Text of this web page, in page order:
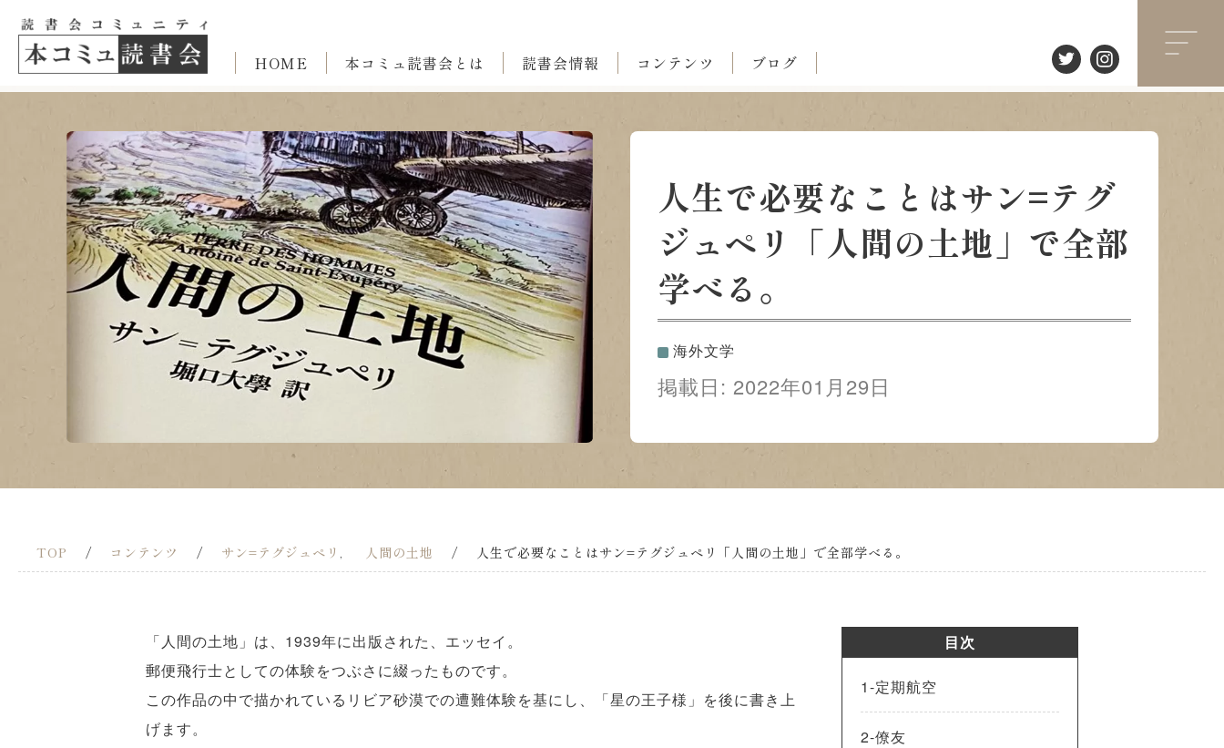
HOME 本コミュ読書会とは 読書会情報 コンテンツ ブログ
人生で必要なことはサン=テグ
ジュペリ「人間の土地」で全部
学べる。
海外文学
掲載日: 2022年01月29日
TOP / コンテンツ / サン=テグジュペリ , 人間の土地 / 人生で必要なことはサン=テグジュペリ「人間の土地」で全部学べる。
「人間の土地」は、1939年に出版された、エッセイ。
郵便飛行士としての体験をつぶさに綴ったものです。
この作品の中で描かれているリビア砂漠での遭難体験を基にし、「星の王子様」を後に書き上
げます。
目次
1-定期航空
2-僚友